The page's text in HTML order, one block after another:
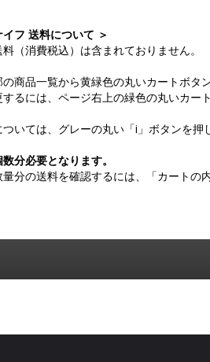
フ 送料について ＞
（消費税込）は含まれておりません。
商品一覧から黄緑色の丸いカートボ
るには、ページ右上の緑色の丸いカ
いては、グレーの丸い「i」ボタンを
分必要となります。
分の送料を確認するには、「カート